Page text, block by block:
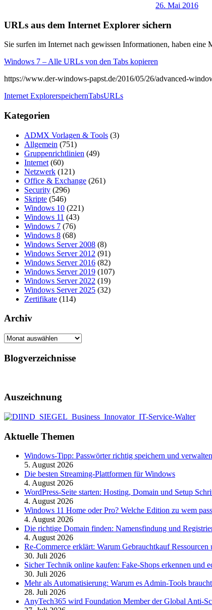
26. Mai 2016
URLs aus dem Internet Explorer sichern
Sie surfen im Internet nach gewissen Informationen, haben eine
Windows 7 – Alle URLs von den Tabs kopieren
https://www.der-windows-papst.de/2016/05/26/advanced-
Internet ExplorerspeichernTabsURLs
Kategorien
ADMX Vorlagen & Tools (3)
Allgemein (751)
Gruppenrichtlinien (49)
Internet (60)
Netzwerk (121)
Office & Exchange (261)
Security (296)
Skripte (546)
Windows 10 (221)
Windows 11 (43)
Windows 7 (76)
Windows 8 (68)
Windows Server 2008 (8)
Windows Server 2012 (91)
Windows Server 2016 (82)
Windows Server 2019 (107)
Windows Server 2022 (19)
Windows Server 2025 (32)
Zertifikate (114)
Archiv
Archiv
Blogverzeichnisse
Auszeichnung
Aktuelle Themen
Windows-Tipp: Passwörter richtig speichern und
5. August 2026
Die besten Streaming-Plattformen für Windows
4. August 2026
WordPress-Seite starten: Hosting, Domain und Setup
4. August 2026
Windows 11 Home oder Pro? Welche Edition zu wem
4. August 2026
Die richtige Domain finden: Namensfindung und
4. August 2026
Re-Commerce erklärt: Warum Gebrauchtkauf Ressourcen
30. Juli 2026
Sicher Technik online kaufen: Fake-Shops erkennen und
30. Juli 2026
Mehr als Automatisierung: Warum es Admin-Tools
28. Juli 2026
AnyTech365 wird Foundation Member der Global Anti-